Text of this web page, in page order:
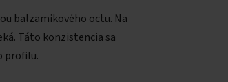
balzamikového octu. Na
Táto konzistencia sa
profilu.